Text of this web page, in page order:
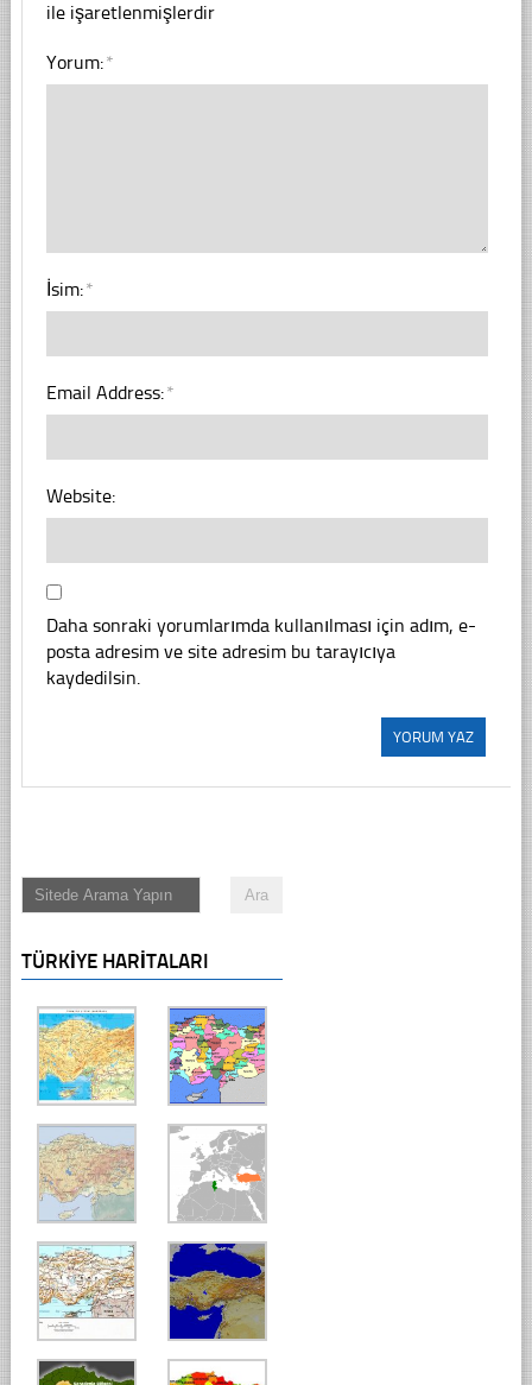
ile işaretlenmişlerdir
Yorum:*
İsim:*
Email Address:*
Website:
Daha sonraki yorumlarımda kullanılması için adım, e-
posta adresim ve site adresim bu tarayıcıya
kaydedilsin.
TÜRKIYE HARITALARI